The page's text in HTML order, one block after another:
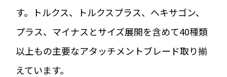
す。トルクス、トルクスプラス、ヘキサゴン、
プラス、マイナスとサイズ展開を含めて40種類
以上もの主要なアタッチメントブレード取り揃
えています。